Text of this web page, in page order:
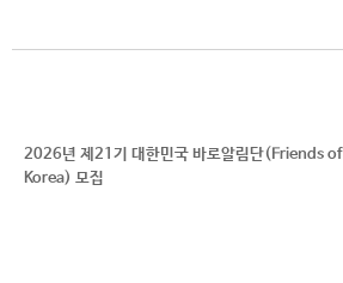
2026년 제21기 대한민국 바로알림단(Friends of
Korea) 모집